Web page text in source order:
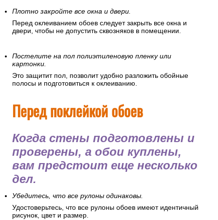
Плотно закройте все окна и двери.
Перед оклеиванием обоев следует закрыть все окна и
двери, чтобы не допустить сквозняков в помещении.
Постелите на пол полиэтиленовую пленку или
картонки.
Это защитит пол, позволит удобно разложить обойные
полосы и подготовиться к оклеиванию.
Перед поклейкой обоев
Когда стены подготовлены и
проверены, а обои куплены,
вам предстоит еще несколько
дел.
Убедитесь, что все рулоны одинаковы.
Удостоверьтесь, что все рулоны обоев имеют идентичный
рисунок, цвет и размер.